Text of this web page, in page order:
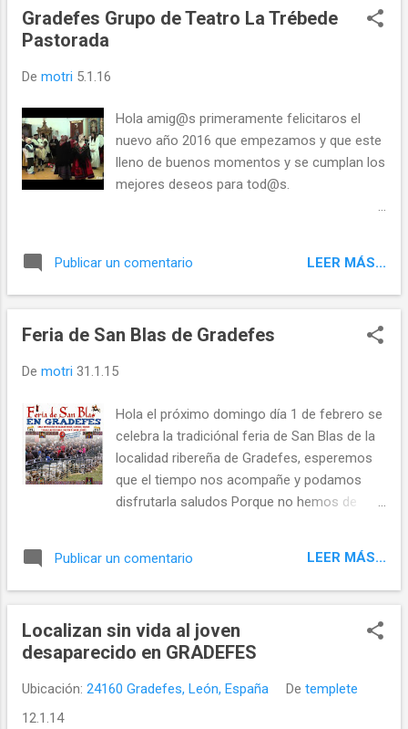
Gradefes Grupo de Teatro La Trébede
Pastorada
De motri 5.1.16
Hola amig@s primeramente felicitaros el
nuevo año 2016 que empezamos y que este
lleno de buenos momentos y se cumplan los
mejores deseos para tod@s.
el video que realizo Re...
Publicar un comentario LEER MÁS...
Feria de San Blas de Gradefes
De motri 31.1.15
Hola el próximo domingo día 1 de febrero se
celebra la tradiciónal feria de San Blas de la
localidad ribereña de Gradefes, esperemos
que el tiempo nos acompañe y podamos
disfrutarla saludos Porque no hemos de
Publicar un comentario LEER MÁS...
Localizan sin vida al joven
desaparecido en GRADEFES
Ubicación: 24160 Gradefes, León, España De templete
12.1.14